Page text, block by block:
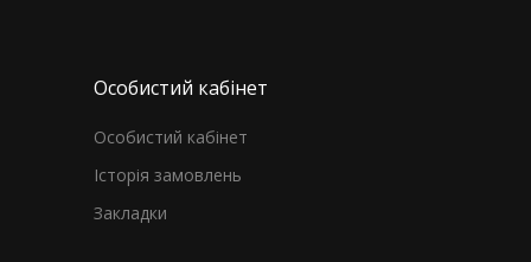
Особистий кабінет
Особистий кабінет
Історія замовлень
Закладки